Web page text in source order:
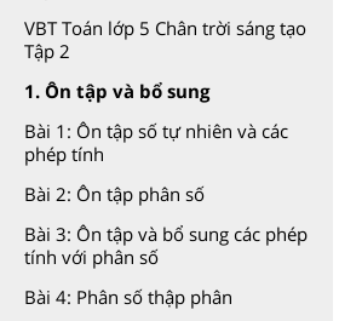
VBT Toán lớp 5 Chân trời sáng tạo
Tập 2
1. Ôn tập và bổ sung
Bài 1: Ôn tập số tự nhiên và các
phép tính
Bài 2: Ôn tập phân số
Bài 3: Ôn tập và bổ sung các phép
tính với phân số
Bài 4: Phân số thập phân